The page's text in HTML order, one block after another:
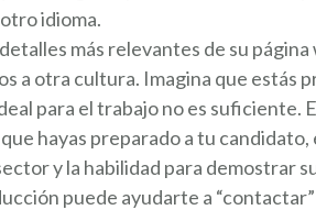
idioma.
más relevantes de su
a otra cultura. Imagina que estás
para el trabajo no es suficiente.
hayas preparado a tu candidato,
y la habilidad para demostrar
puede ayudarte a